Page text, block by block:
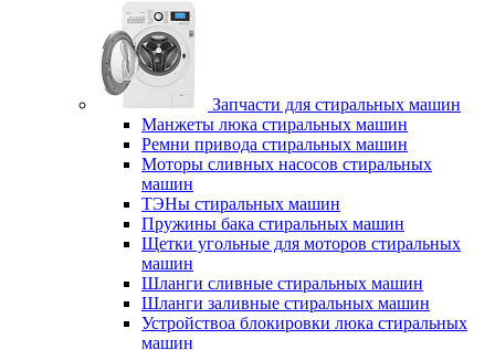
Запчасти для стиральных машин
Манжеты люка стиральных машин
Ремни привода стиральных машин
Моторы сливных насосов стиральных
машин
ТЭНы стиральных машин
Пружины бака стиральных машин
Щетки угольные для моторов стиральных
машин
Шланги сливные стиральных машин
Шланги заливные стиральных машин
Устройствоа блокировки люка стиральных
машин